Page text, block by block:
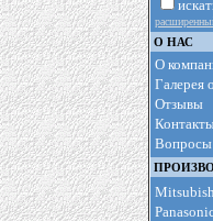
О НАС
О
Галерея
Отзывы
Вопросы